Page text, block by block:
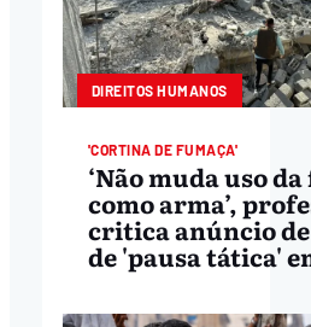
DIREITOS HUMANOS
'CORTINA DE FUMAÇA'
‘Não muda uso
como arma’,
critica anúncio
de 'pausa tática'